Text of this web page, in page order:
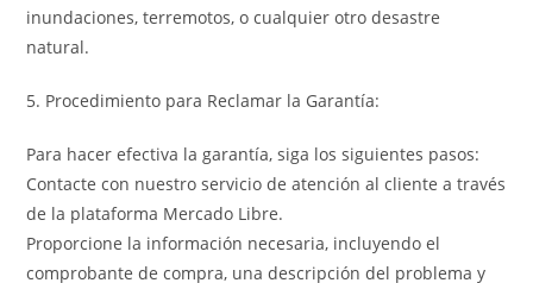
inundaciones, terremotos, o cualquier otro desastre
natural.
5. Procedimiento para Reclamar la Garantía:
Para hacer efectiva la garantía, siga los siguientes pasos:
Contacte con nuestro servicio de atención al cliente a través
de la plataforma Mercado Libre.
Proporcione la información necesaria, incluyendo el
comprobante de compra, una descripción del problema y